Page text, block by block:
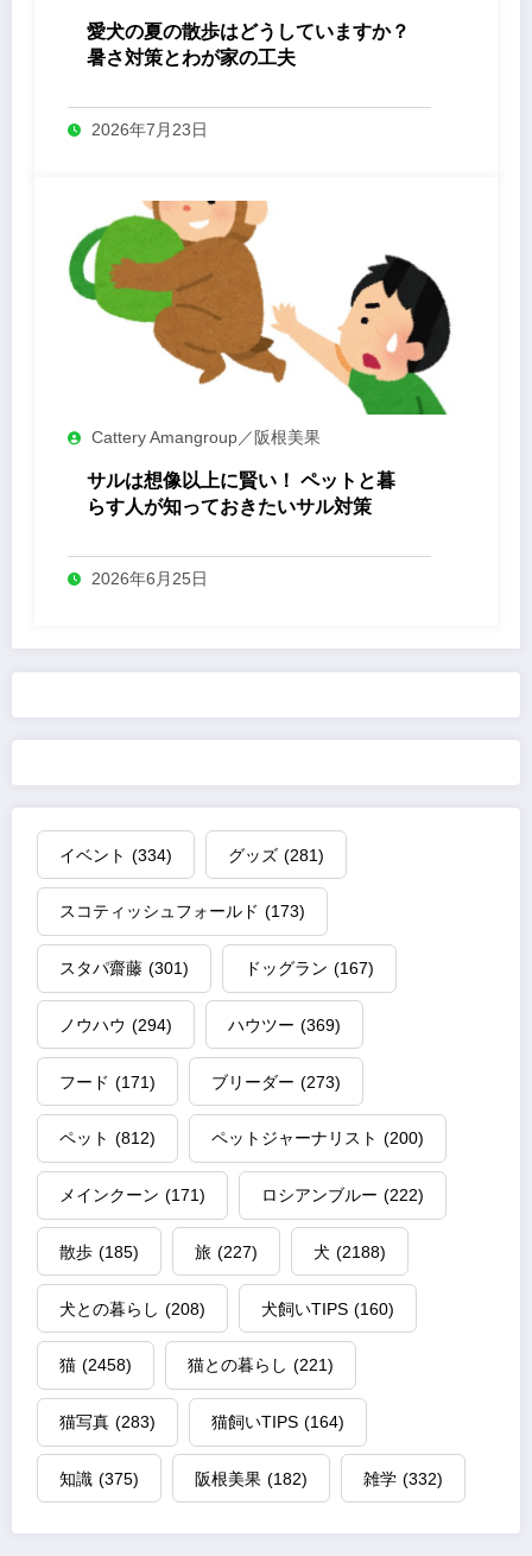
愛犬の夏の散歩はどうしていますか？
暑さ対策とわが家の工夫
2026年7月23日
Cattery Amangroup／阪根美果
サルは想像以上に賢い！ ペットと暮
らす人が知っておきたいサル対策
2026年6月25日
イベント (334) グッズ (281)
スコティッシュフォールド (173)
スタパ齋藤 (301) ドッグラン (167)
ノウハウ (294) ハウツー (369)
フード (171) ブリーダー (273)
ペット (812) ペットジャーナリスト (200)
メインクーン (171) ロシアンブルー (222)
散歩 (185) 旅 (227) 犬 (2188)
犬との暮らし (208) 犬飼いTIPS (160)
猫 (2458) 猫との暮らし (221)
猫写真 (283) 猫飼いTIPS (164)
知識 (375) 阪根美果 (182) 雑学 (332)